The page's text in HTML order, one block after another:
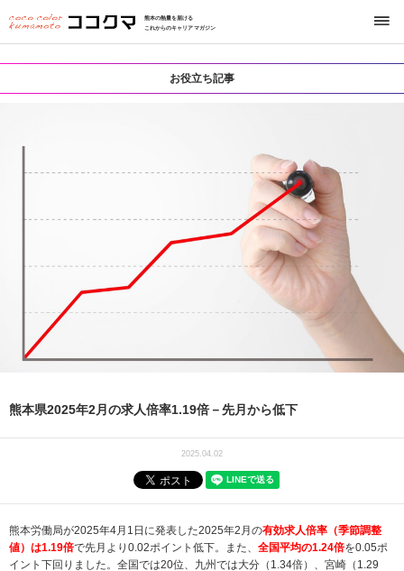
熊本の熱量を届ける
これからのキャリアマガジン
お役立ち記事
熊本県2025年2月の求人倍率1.19倍－先月から低下
2025.04.02
熊本労働局が2025年4月1日に発表した2025年2月の有効求人倍率（季節調整
値）は1.19倍で先月より0.02ポイント低下。また、 全国平均の1.24倍を0.05ポ
イント下回りました。全国では20位、九州では大分（1.34倍）、宮崎（1.29